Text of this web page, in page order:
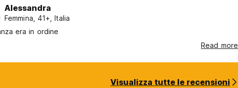
Alessandra
Femmina, 41+, Italia
era in ordine
Read more
Visualizza tutte le recensioni